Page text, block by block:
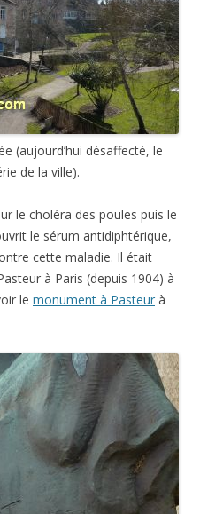
(aujourd’hui désaffecté, le
de la ville).
le choléra des poules puis le
le sérum antidiphtérique,
cette maladie. Il était
à Paris (depuis 1904) à
le monument à Pasteur à